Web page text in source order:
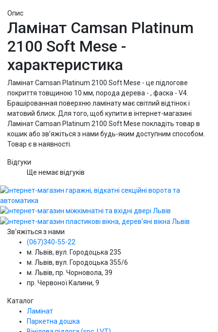
Опис
Ламінат Camsan Platinum
2100 Soft Mese -
характеристика
Ламінат Camsan Platinum 2100 Soft Mese - це підлогове
покриття товщиною 10 мм, порода дерева - , фаска - V4.
Брашірованная поверхню ламінату має світлий відтінок і
матовий блиск. Для того, щоб купити в інтернет-магазині
Ламінат Camsan Platinum 2100 Soft Mese покладіть товар в
кошик або зв'яжіться з нами будь-яким доступним способом.
Товар є в наявності.
Відгуки
Ще немає відгуків
Зв'яжіться з нами
(067)340-55-22
м. Львів, вул. Городоцька 235
м. Львів, вул. Городоцька 355/6
м. Львів, пр. Чорновола, 39
пр. Червоної Калини, 9
Каталог
Ламінат
Паркетна дошка